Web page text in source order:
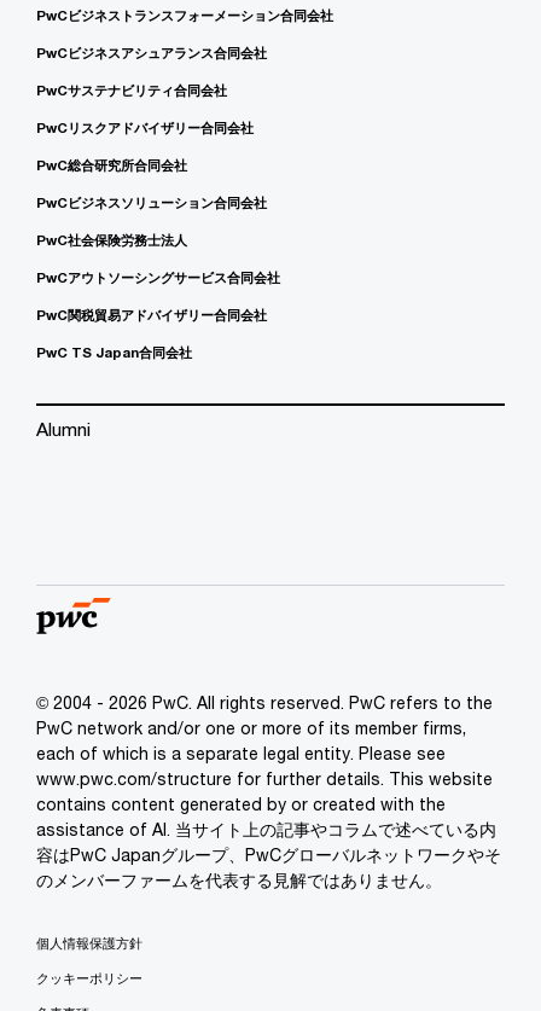
PwCビジネストランスフォーメーション合同会社
PwCビジネスアシュアランス合同会社
PwCサステナビリティ合同会社
PwCリスクアドバイザリー合同会社
PwC総合研究所合同会社
PwCビジネスソリューション合同会社
PwC社会保険労務士法人
PwCアウトソーシングサービス合同会社
PwC関税貿易アドバイザリー合同会社
PwC TS Japan合同会社
Alumni
© 2004 - 2026 PwC. All rights reserved. PwC refers to the
PwC network and/or one or more of its member firms,
each of which is a separate legal entity. Please see
www.pwc.com/structure for further details. This website
contains content generated by or created with the
assistance of AI. 当サイト上の記事やコラムで述べている内
容はPwC Japanグループ、PwCグローバルネットワークやそ
のメンバーファームを代表する見解ではありません。
個人情報保護方針
クッキーポリシー